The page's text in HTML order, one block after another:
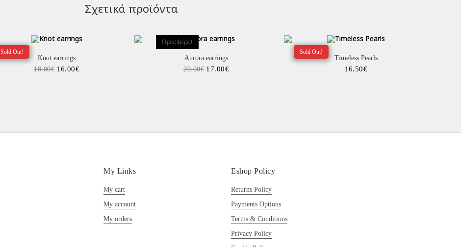
Σχετικά προϊόντα
Sold Out!
Knot earrings
18.00€ 16.00€
Προσφορά!
Aurora earrings
20.00€ 17.00€
Sold Out!
Timeless Pearls
16.50€
My Links
My cart
My account
My orders
Eshop Policy
Returns Policy
Payments Options
Terms & Conditions
Privacy Policy